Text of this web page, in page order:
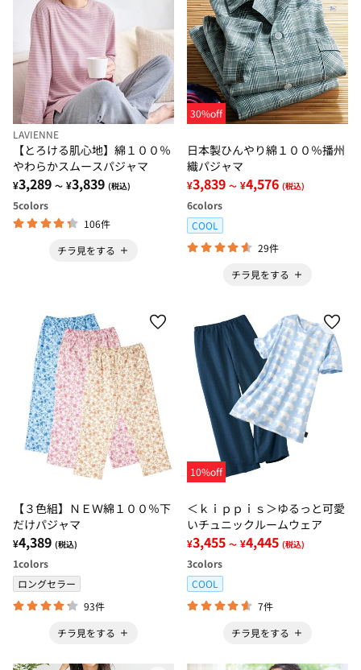
LAVIENNE
【とろける肌心地】綿１００％
やわらかスムースパジャマ
¥3,289 ～ ¥3,839 (税込)
5colors
106件
チラ見をする
30%off
日本製ひんやり綿１００％播州
織パジャマ
¥3,839 ～ ¥4,576 (税込)
6colors
COOL
29件
チラ見をする
【３色組】ＮＥＷ綿１００％下
だけパジャマ
¥4,389 (税込)
1colors
ロングセラー
93件
チラ見をする
10%off
＜ｋｉｐｐｉｓ＞ゆるっと可愛
いチュニックルームウェア
¥3,455 ～ ¥4,445 (税込)
3colors
COOL
7件
チラ見をする